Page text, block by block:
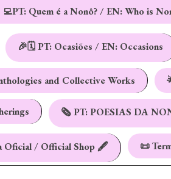
Quem é a Nonô? / EN: Who is
🎉🗓️ PT: Ocasiões / EN: Occasions
and Collective Works
🗞️ PT: POESIAS DA
Oficial / Official Shop 🖋️ 📜